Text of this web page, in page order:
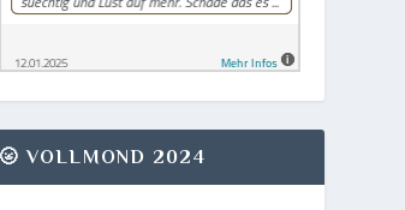
🌝 VOLLMOND 2024